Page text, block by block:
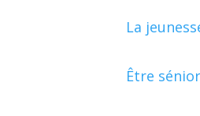
La
Être